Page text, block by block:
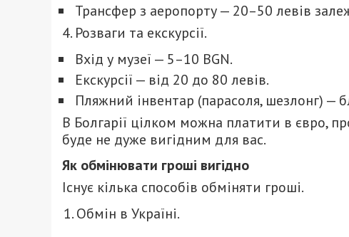
Трансфер з аеропорту — 20–50 левів
4. Розваги та екскурсії.
Вхід у музеї — 5–10 BGN.
Екскурсії — від 20 до 80 левів.
Пляжний інвентар (парасоля, шезлонг) —
В Болгарії цілком можна платити в євро,
буде не дуже вигідним для вас.
Як обмінювати гроші вигідно
Існує кілька способів обміняти гроші.
Обмін в Україні.